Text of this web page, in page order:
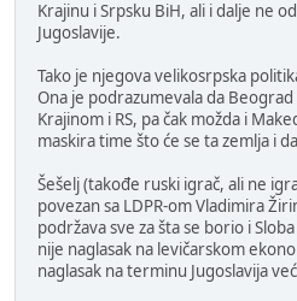
Krajinu i Srpsku BiH, ali i dalje ne
Jugoslavije.
Tako je njegova velikosrpska
Ona je podrazumevala da
Krajinom i RS, pa čak možda i
maskira time što će se ta zemlja i
Šešelj (takođe ruski igrač, ali ne
povezan sa LDPR-om Vladimira
podržava sve za šta se borio i
nije naglasak na levičarskom
naglasak na terminu Jugoslavija